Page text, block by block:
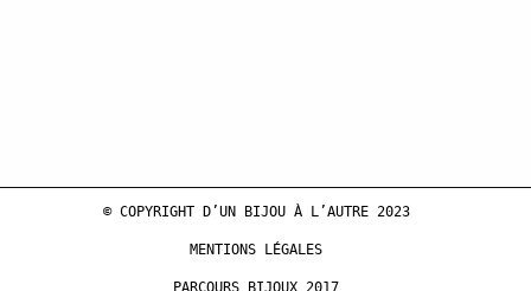
© COPYRIGHT D’UN BIJOU À L’AUTRE 2023
MENTIONS LÉGALES
PARCOURS BIJOUX 2017